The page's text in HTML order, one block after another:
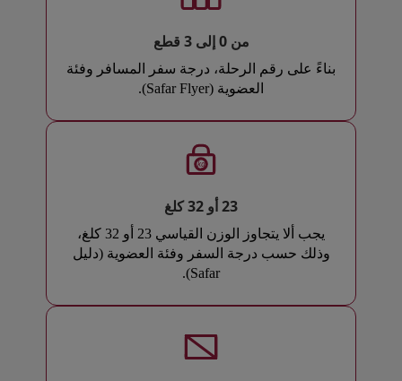
من 0 إلى 3 قطع
بناءً على رقم الرحلة، درجة سفر المسافر وفئة
العضوية (Safar Flyer).
kg
23 أو 32 كلغ
يجب ألا يتجاوز الوزن القياسي 23 أو 32 كلغ،
وذلك حسب درجة السفر وفئة العضوية (دليل
Safar).